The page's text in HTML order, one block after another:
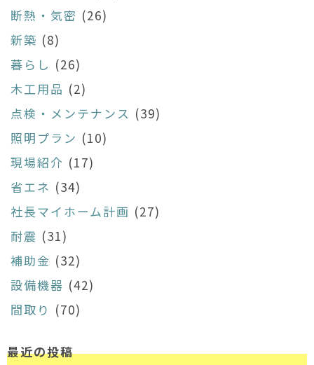
断熱・気密 (26)
新築 (8)
暮らし (26)
木工用品 (2)
点検・メンテナンス (39)
照明プラン (10)
現場紹介 (17)
省エネ (34)
社長マイホーム計画 (27)
耐震 (31)
補助金 (32)
設備機器 (42)
間取り (70)
最近の投稿